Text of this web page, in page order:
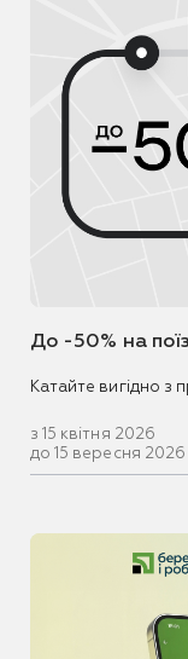
До -50% на
Катайте вигідно з
з 15 квітня 2026
до 15 вересня 2026